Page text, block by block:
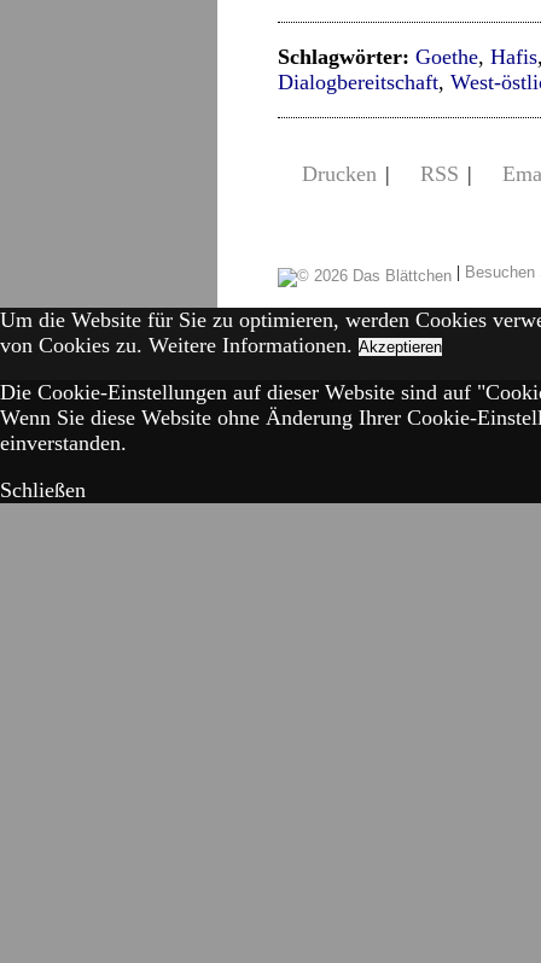
Schlagwörter: Goethe, Hafis
Dialogbereitschaft, West-
Drucken | RSS |
|
Um die Website für Sie zu optimieren, werden Cookies
von Cookies zu. Weitere Informationen. Akzeptieren
Die Cookie-Einstellungen auf dieser Website sind auf
Wenn Sie diese Website ohne Änderung Ihrer Cookie-
einverstanden.
Schließen